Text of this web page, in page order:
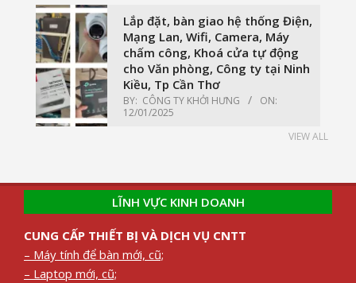
Lắp đặt, bàn giao hệ thống Điện,
Mạng Lan, Wifi, Camera, Máy
chấm công, Khoá cửa tự động
cho Văn phòng, Công ty tại Ninh
Kiều, Tp Cần Thơ
BY: CÔNG TY KHỞI HƯNG
ON:
12/01/2025
VIEW ALL
LĨNH VỰC KINH DOANH
CUNG CẤP THIẾT BỊ VÀ DỊCH VỤ CNTT
– Máy tính để bàn mới, cũ;
– Laptop mới, cũ;